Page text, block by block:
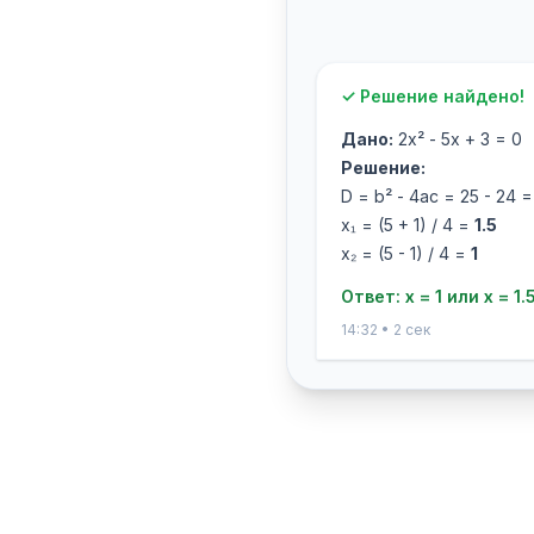
✓ Решение найдено!
Дано: 2x² - 5x + 3 = 0
Решение:
D = b² - 4ac = 25 - 24 =
x₁ = (5 + 1) / 4 = 1.5
x₂ = (5 - 1) / 4 = 1
Ответ: x = 1 или x =
14:32 • 2 сек